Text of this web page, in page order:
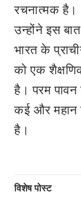
रचनात्मक है।
उन्होंने इस
भारत के
को एक
है। परम
कई और महान
है।
विशेष पोस्ट